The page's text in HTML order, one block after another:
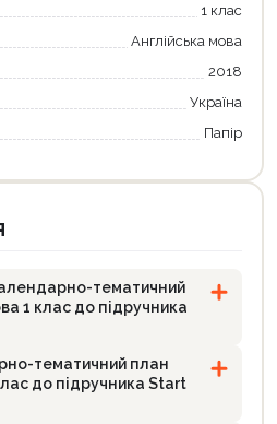
1 клас
Англійська мова
2018
Україна
Папір
тематичний
1 клас до підручника
тематичний план
до підручника Start